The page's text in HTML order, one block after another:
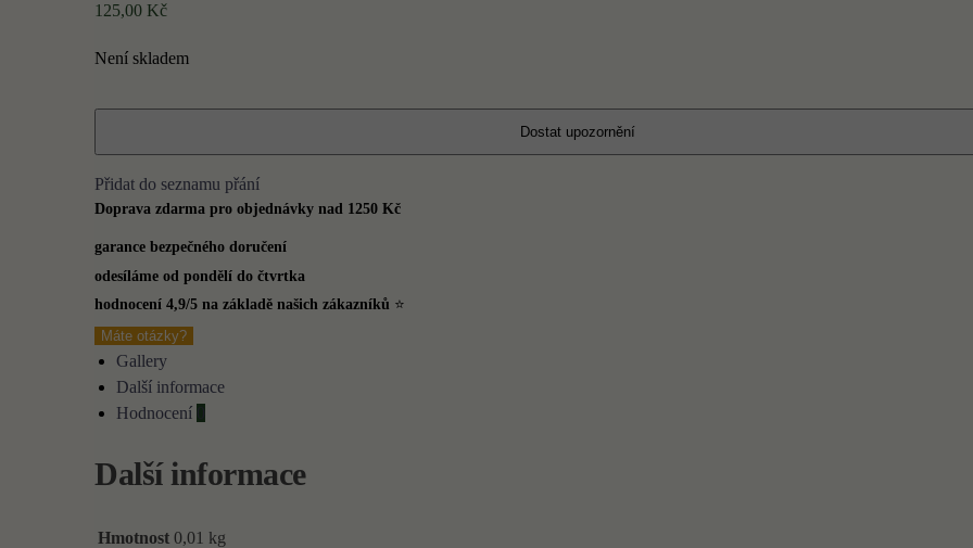
125,00 Kč
Není skladem
Přidat do seznamu přání
Doprava zdarma pro objednávky nad 1250 Kč
garance bezpečného doručení
odesíláme od pondělí do čtvrtka
hodnocení 4,9/5 na základě našich zákazníků ⭐
Máte otázky?
Gallery
Další informace
Hodnocení
Další informace
Hmotnost 0,01 kg